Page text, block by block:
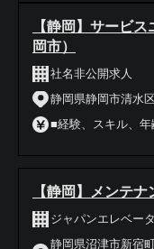
【静岡】サービ
岡市）
社名非公開求人
静岡県静岡市清水
■経験、スキル、
【静岡】メンテ
ジャパンエレベー
静岡県沼津市新宿